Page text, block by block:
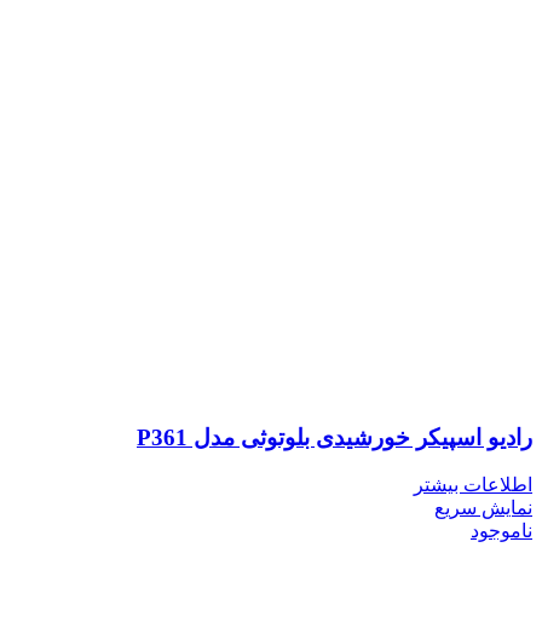
رادیو اسپیکر خورشیدی بلوتوثی مدل P361
اطلاعات بیشتر
نمایش سریع
ناموجود